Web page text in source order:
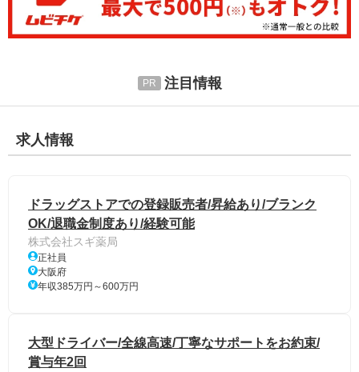
注目情報
求人情報
ドラッグストアでの登録販売者/昇給あり/ブランク
OK/退職金制度あり/経験可能
株式会社スギ薬局
正社員
大阪府
年収385万円～600万円
大型ドライバー/全線高速/丁寧なサポートをお約束/
賞与年2回